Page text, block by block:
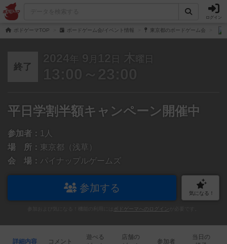
ログイン
ボドゲーマTOP ボードゲーム会/イベント情報 東京都のボードゲーム会
終了
2024年 9 月 12 日 木 曜日
13:00～23:00
平日学割半額キャンペーン開催中
参加者： 1人
場 所： 東京都（浅草）
会 場： パイナップルゲームズ
参加する 気になる！
ボドゲーマへのログイン
詳細内容 コメント
遊べる
店舗の
参加者
当日の